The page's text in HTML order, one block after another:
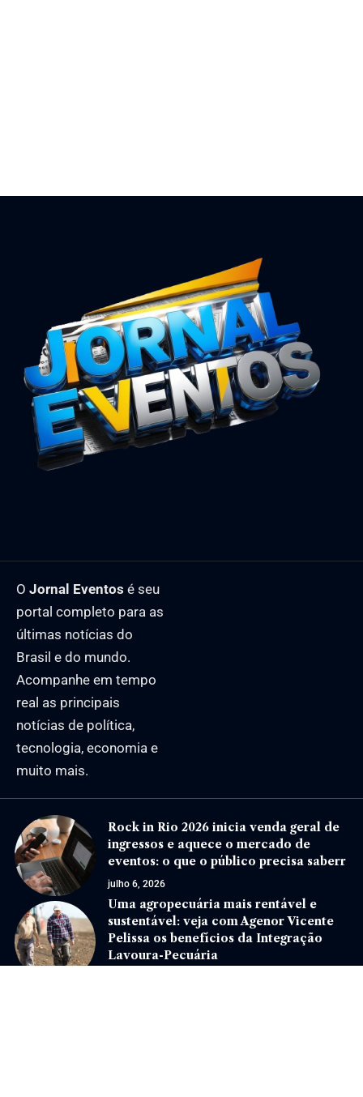
O Jornal Eventos é seu
portal completo para as
últimas notícias do
Brasil e do mundo.
Acompanhe em tempo
real as principais
notícias de política,
tecnologia, economia e
muito mais.
Rock in Rio 2026 inicia venda geral de
ingressos e aquece o mercado de
eventos: o que o público precisa saberr
julho 6, 2026
Uma agropecuária mais rentável e
sustentável: veja com Agenor Vicente
Pelissa os benefícios da Integração
Lavoura-Pecuária